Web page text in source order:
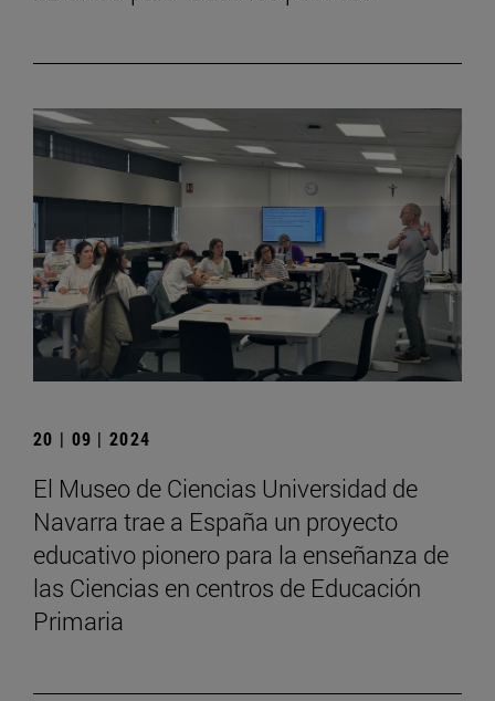
20 | 09 | 2024
El Museo de Ciencias Universidad de
Navarra trae a España un proyecto
educativo pionero para la enseñanza de
las Ciencias en centros de Educación
Primaria